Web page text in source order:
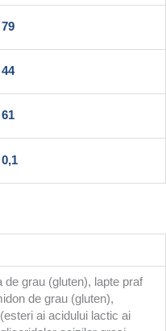
79
44
61
0,1
de grau (gluten), lapte praf
de grau (gluten),
ai acidului lactic ai